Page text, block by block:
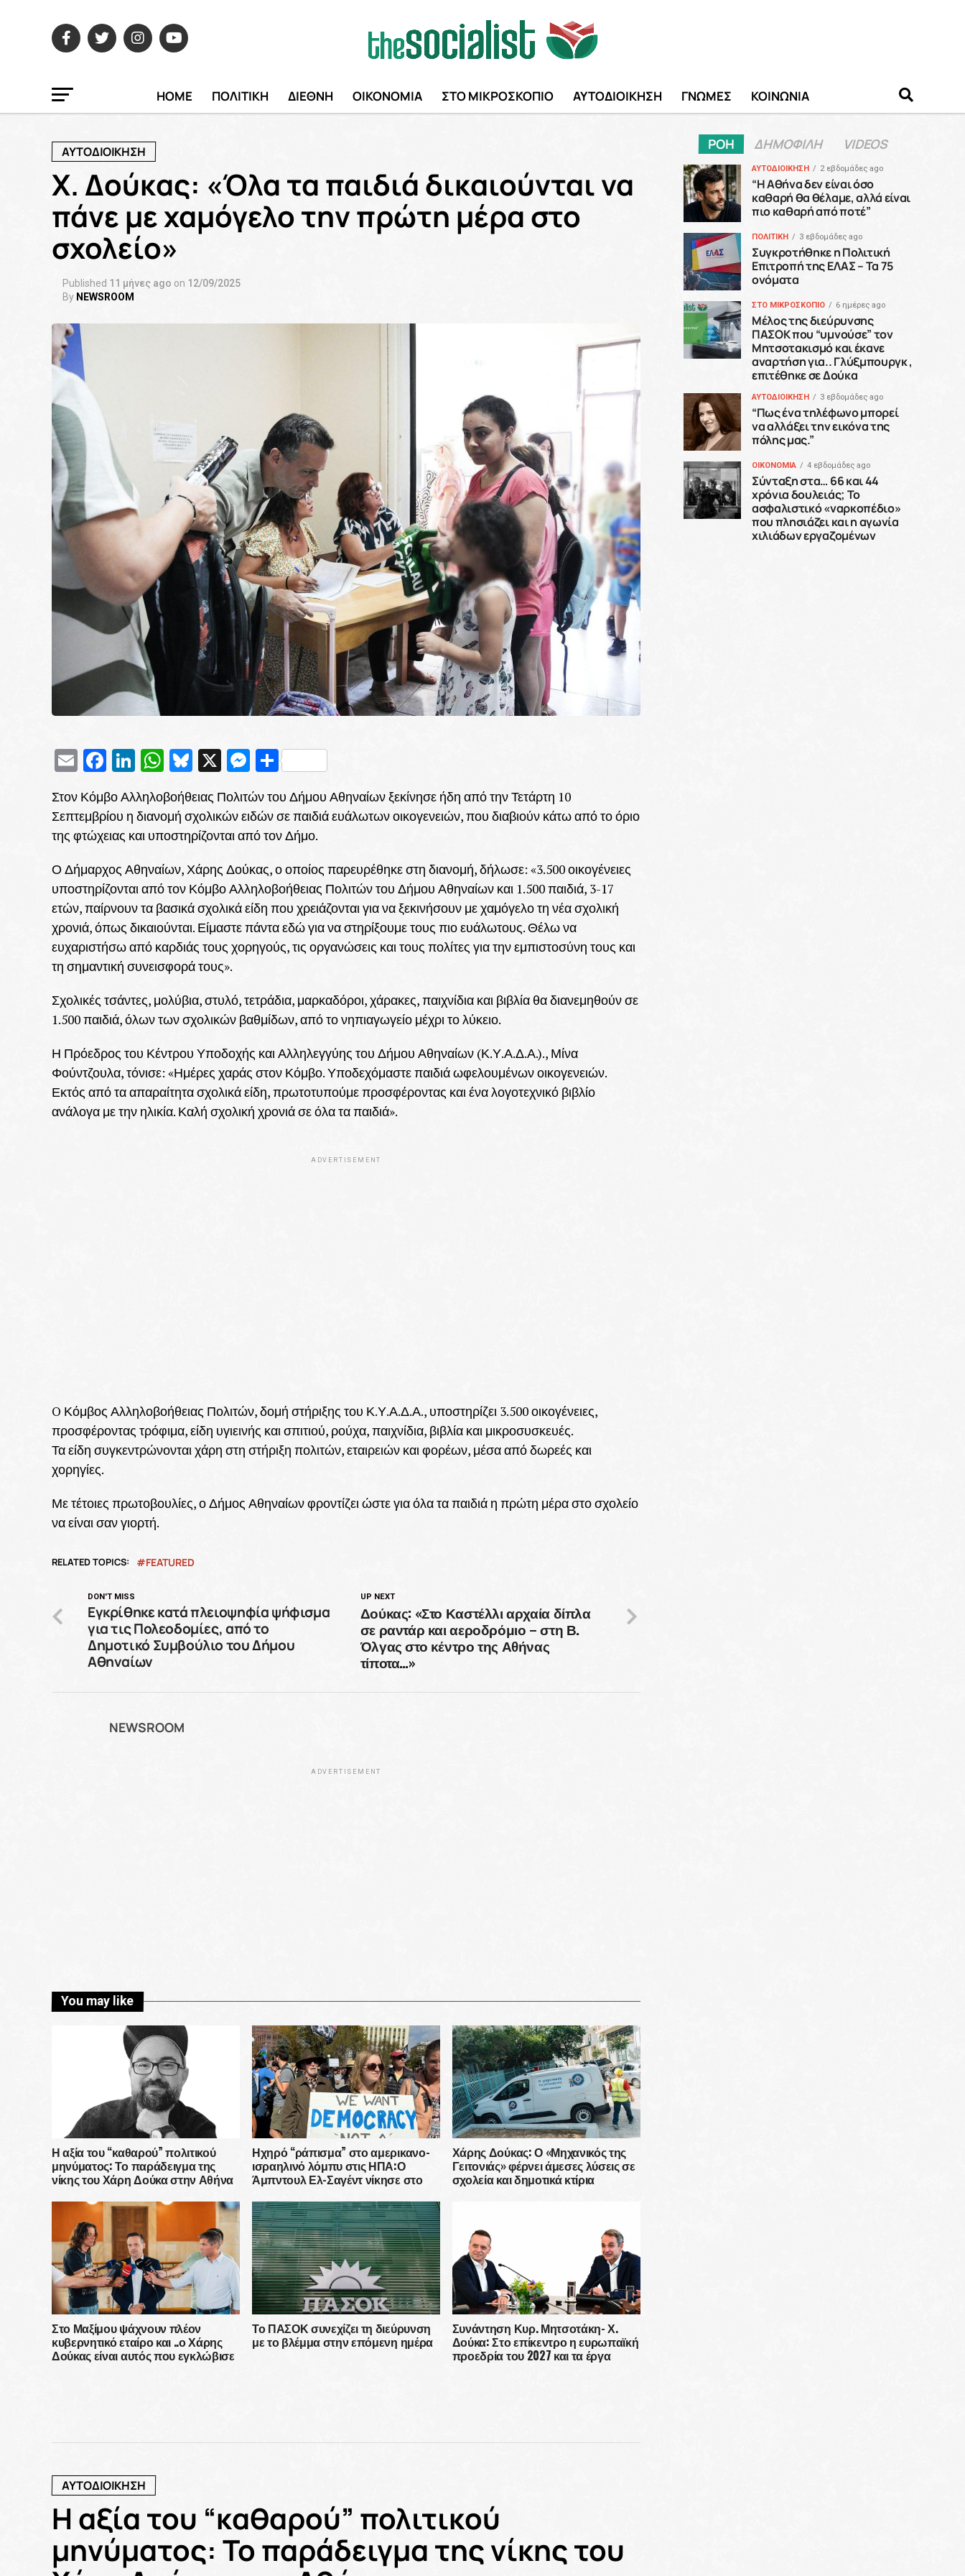
HOME ΠΟΛΙΤΙΚΗ ΔΙΕΘΝΗ ΟΙΚΟΝΟΜΙΑ ΣΤΟ ΜΙΚΡΟΣΚΟΠΙΟ ΑΥΤΟΔΙΟΙΚΗΣΗ ΓΝΩΜΕΣ ΚΟΙΝΩΝΙΑ
ΑΥΤΟΔΙΟΙΚΗΣΗ
Χ. Δούκας: «Όλα τα παιδιά δικαιούνται να
πάνε με χαμόγελο την πρώτη μέρα στο
σχολείο»
Published 11 μήνες ago on 12/09/2025
By NEWSROOM
EmailFacebook
LinkedIn
WhatsApp
Bluesky
X Messenger
Μοιραστείτε
Στον Κόμβο Αλληλοβοήθειας Πολιτών του Δήμου Αθηναίων ξεκίνησε ήδη από την Τετάρτη 10
Σεπτεμβρίου η διανομή σχολικών ειδών σε παιδιά ευάλωτων οικογενειών, που διαβιούν κάτω από το όριο
της φτώχειας και υποστηρίζονται από τον Δήμο.
Ο Δήμαρχος Αθηναίων, Χάρης Δούκας, ο οποίος παρευρέθηκε στη διανομή, δήλωσε: «3.500 οικογένειες
υποστηρίζονται από τον Κόμβο Αλληλοβοήθειας Πολιτών του Δήμου Αθηναίων και 1.500 παιδιά, 3-17
ετών, παίρνουν τα βασικά σχολικά είδη που χρειάζονται για να ξεκινήσουν με χαμόγελο τη νέα σχολική
χρονιά, όπως δικαιούνται. Είμαστε πάντα εδώ για να στηρίξουμε τους πιο ευάλωτους. Θέλω να
ευχαριστήσω από καρδιάς τους χορηγούς, τις οργανώσεις και τους πολίτες για την εμπιστοσύνη τους και
τη σημαντική συνεισφορά τους».
Σχολικές τσάντες, μολύβια, στυλό, τετράδια, μαρκαδόροι, χάρακες, παιχνίδια και βιβλία θα διανεμηθούν σε
1.500 παιδιά, όλων των σχολικών βαθμίδων, από το νηπιαγωγείο μέχρι το λύκειο.
Η Πρόεδρος του Κέντρου Υποδοχής και Αλληλεγγύης του Δήμου Αθηναίων (Κ.Υ.Α.Δ.Α.)., Μίνα
Φούντζουλα, τόνισε: «Ημέρες χαράς στον Κόμβο. Υποδεχόμαστε παιδιά ωφελουμένων οικογενειών.
Εκτός από τα απαραίτητα σχολικά είδη, πρωτοτυπούμε προσφέροντας και ένα λογοτεχνικό βιβλίο
ανάλογα με την ηλικία. Καλή σχολική χρονιά σε όλα τα παιδιά».
ADVERTISEMENT
O Κόμβος Αλληλοβοήθειας Πολιτών, δομή στήριξης του Κ.Υ.Α.Δ.Α., υποστηρίζει 3.500 οικογένειες,
προσφέροντας τρόφιμα, είδη υγιεινής και σπιτιού, ρούχα, παιχνίδια, βιβλία και μικροσυσκευές.
Τα είδη συγκεντρώνονται χάρη στη στήριξη πολιτών, εταιρειών και φορέων, μέσα από δωρεές και
χορηγίες.
Με τέτοιες πρωτοβουλίες, ο Δήμος Αθηναίων φροντίζει ώστε για όλα τα παιδιά η πρώτη μέρα στο σχολείο
να είναι σαν γιορτή.
RELATED TOPICS: FEATURED
UP NEXT
Δούκας: «Στο Καστέλλι αρχαία δίπλα
σε ραντάρ και αεροδρόμιο – στη Β.
Όλγας στο κέντρο της Αθήνας
τίποτα…»
DON'T MISS
Εγκρίθηκε κατά πλειοψηφία ψήφισμα
για τις Πολεοδομίες, από το
Δημοτικό Συμβούλιο του Δήμου
Αθηναίων
NEWSROOM
ADVERTISEMENT
You may like
Η αξία του “καθαρού” πολιτικού
μηνύματος: Το παράδειγμα της
νίκης του Χάρη Δούκα στην Αθήνα
Ηχηρό “ράπισμα” στο αμερικανο-
ισραηλινό λόμπυ στις ΗΠΑ:Ο
Άμπντουλ Ελ-Σαγέντ νίκησε στο
εκστρατεία δεκάδων εκατομμυρίων
δολαρίων
Χάρης Δούκας: Ο «Μηχανικός της
Γειτονιάς» φέρνει άμεσες λύσεις σε
σχολεία και δημοτικά κτίρια
Στο Μαξίμου ψάχνουν πλέον
κυβερνητικό εταίρο και ..ο Χάρης
Δούκας είναι αυτός που εγκλώβισε
Το ΠΑΣΟΚ συνεχίζει τη διεύρυνση
με το βλέμμα στην επόμενη ημέρα
Συνάντηση Κυρ. Μητσοτάκη- Χ.
Δούκα: Στο επίκεντρο η ευρωπαϊκή
προεδρία του 2027 και τα έργα
ΑΥΤΟΔΙΟΙΚΗΣΗ
Η αξία του “καθαρού” πολιτικού
μηνύματος: Το παράδειγμα της νίκης του
ΡΟΗ ΔΗΜΟΦΙΛΗ VIDEOS
ΑΥΤΟΔΙΟΙΚΗΣΗ 2 εβδομάδες ago
“H Αθήνα δεν είναι όσο
καθαρή θα θέλαμε, αλλά είναι
πιο καθαρή από ποτέ”
ΠΟΛΙΤΙΚΗ 3 εβδομάδες ago
Συγκροτήθηκε η Πολιτική
Επιτροπή της ΕΛΑΣ – Τα 75
ονόματα
ΣΤΟ ΜΙΚΡΟΣΚΟΠΙΟ 6 ημέρες ago
Μέλος της διεύρυνσης
ΠΑΣΟΚ που “υμνούσε” τον
Μητσοτακισμό και έκανε
αναρτήση για.. Γλύξμπουργκ ,
επιτέθηκε σε Δούκα
ΑΥΤΟΔΙΟΙΚΗΣΗ 3 εβδομάδες ago
“Πως ένα τηλέφωνο μπορεί
να αλλάξει την εικόνα της
πόλης μας.”
ΟΙΚΟΝΟΜΙΑ 4 εβδομάδες ago
Σύνταξη στα… 66 και 44
χρόνια δουλειάς; Το
ασφαλιστικό «ναρκοπέδιο»
που πλησιάζει και η αγωνία
χιλιάδων εργαζομένων